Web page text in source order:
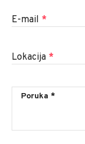
E-mail *
Lokacija *